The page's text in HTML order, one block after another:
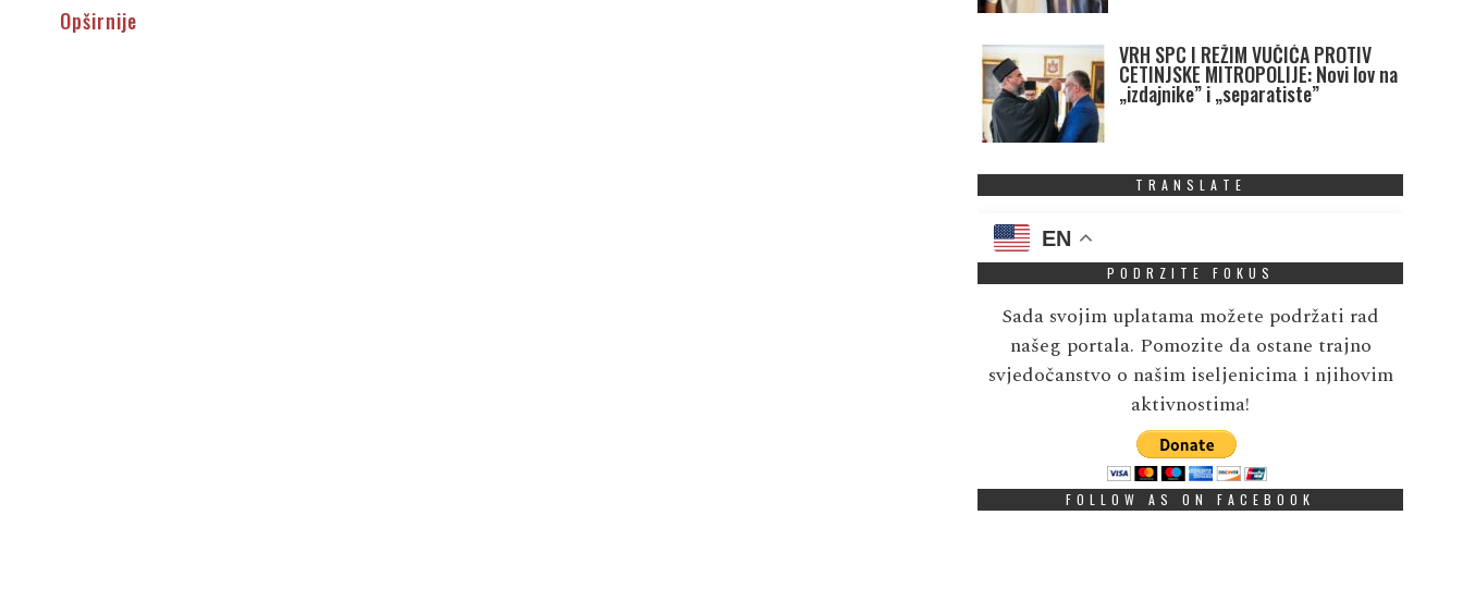
Opširnije
VRH SPC I REŽIM VUČIĆA PROTIV
CETINJSKE MITROPOLIJE: Novi lov na
„izdajnike” i „separatiste”
TRANSLATE
EN
PODRZITE FOKUS
Sada svojim uplatama možete podržati rad
našeg portala. Pomozite da ostane trajno
svjedočanstvo o našim iseljenicima i njihovim
aktivnostima!
FOLLOW AS ON FACEBOOK